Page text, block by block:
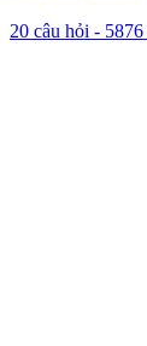
20 câu hỏi - 5876